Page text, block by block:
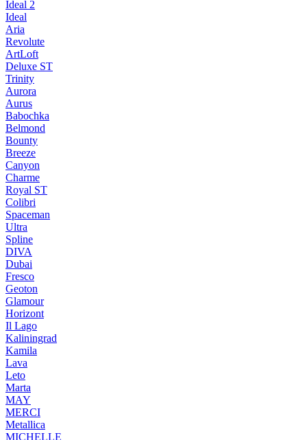
Ideal 2
Ideal
Aria
Revolute
ArtLoft
Deluxe ST
Trinity
Aurora
Aurus
Babochka
Belmond
Bounty
Breeze
Canуon
Charme
Royal ST
Colibri
Spaceman
Ultra
Spline
DIVA
Dubai
Fresco
Geoton
Glamour
Horizont
Il Lago
Kaliningrad
Kamila
Lava
Leto
Marta
MAY
MERCI
Metallica
MICHELLE